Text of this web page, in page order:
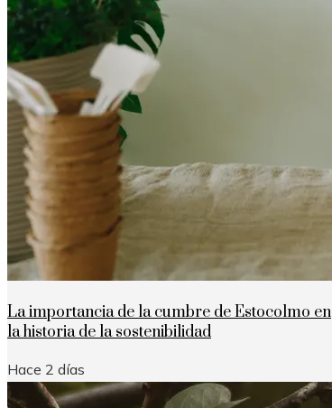
La importancia de la cumbre de Estocolmo en
la historia de la sostenibilidad
Hace 2 días